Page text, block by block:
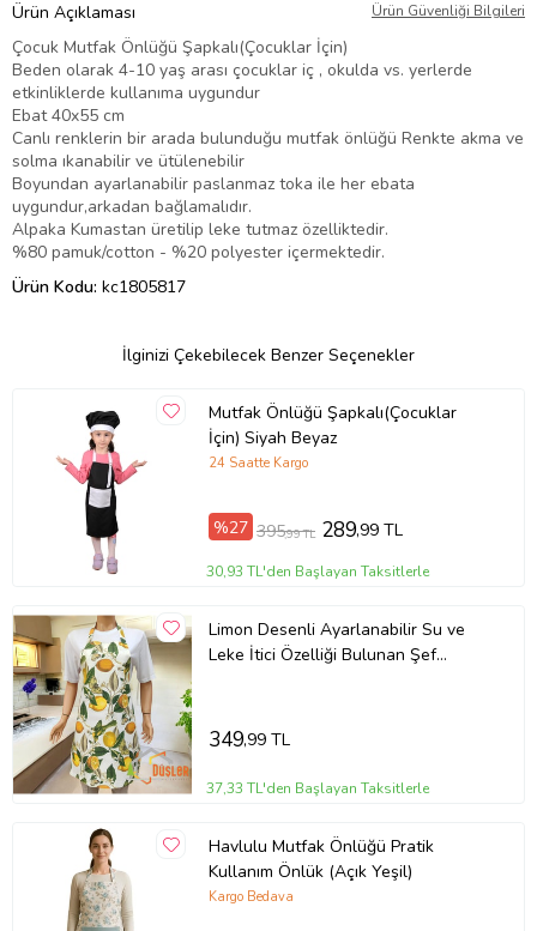
Ürün Açıklaması Ürün Güvenliği Bilgileri
Çocuk Mutfak Önlüğü Şapkalı(Çocuklar İçin)
Beden olarak 4-10 yaş arası çocuklar iç , okulda vs. yerlerde
etkinliklerde kullanıma uygundur
Ebat 40x55 cm
Canlı renklerin bir arada bulunduğu mutfak önlüğü Renkte akma ve
solma ıkanabilir ve ütülenebilir
Boyundan ayarlanabilir paslanmaz toka ile her ebata
uygundur,arkadan bağlamalıdır.
Alpaka Kumastan üretilip leke tutmaz özelliktedir.
%80 pamuk/cotton - %20 polyester içermektedir.
Ürün Kodu: kc1805817
İlginizi Çekebilecek Benzer Seçenekler
Mutfak Önlüğü Şapkalı(Çocuklar
İçin) Siyah Beyaz
24 Saatte Kargo
%27 395,99 TL 289,99 TL
30,93 TL'den Başlayan Taksitlerle
Limon Desenli Ayarlanabilir Su ve
Leke İtici Özelliği Bulunan Şef
349,99 TL
37,33 TL'den Başlayan Taksitlerle
Havlulu Mutfak Önlüğü Pratik
Kullanım Önlük (Açık Yeşil)
Kargo Bedava